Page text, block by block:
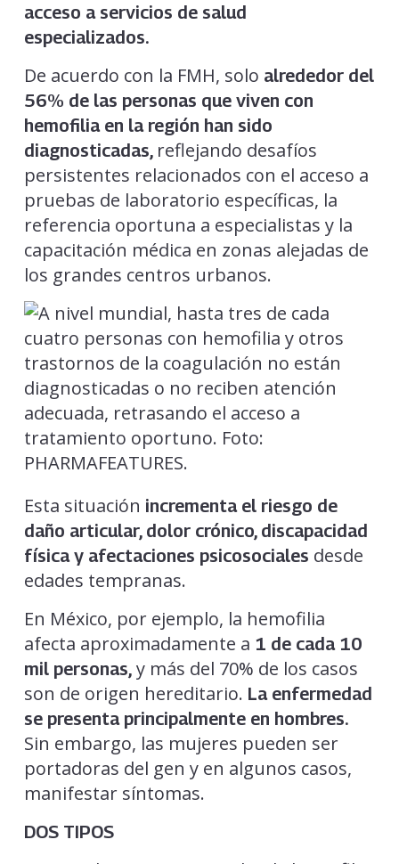
acceso a servicios de salud
especializados.
De acuerdo con la FMH, solo alrededor del
56% de las personas que viven con
hemofilia en la región han sido
diagnosticadas, reflejando desafíos
persistentes relacionados con el acceso a
pruebas de laboratorio específicas, la
referencia oportuna a especialistas y la
capacitación médica en zonas alejadas de
los grandes centros urbanos.
Esta situación incrementa el riesgo de
daño articular, dolor crónico, discapacidad
física y afectaciones psicosociales desde
edades tempranas.
En México, por ejemplo, la hemofilia
afecta aproximadamente a 1 de cada 10
mil personas,y más del 70% de los casos
son de origen hereditario. La enfermedad
se presenta principalmente en hombres.
Sin embargo, las mujeres pueden ser
portadoras del gen y en algunos casos,
manifestar síntomas.
DOS TIPOS